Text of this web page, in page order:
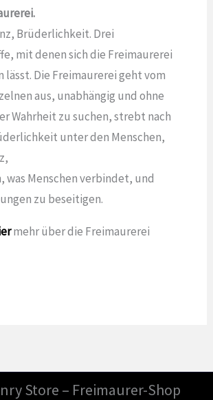
Brüderlichkeit. Drei
mit denen sich die Freimaurerei
lässt. Die Freimaurerei geht vom
aus, unabhängig und ohne
Wahrheit zu suchen, strebt nach
unter den Menschen,
was Menschen verbindet, und
zu beseitigen.
mehr über die Freimaurerei
Store – Freimaurer-Shop